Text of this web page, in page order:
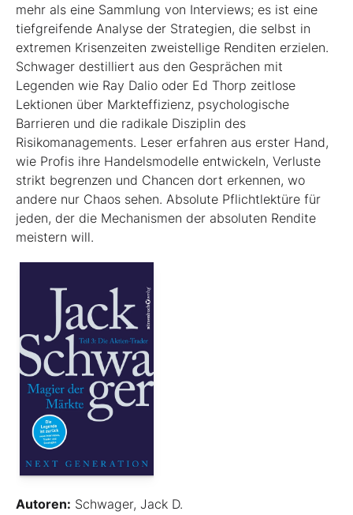
mehr als eine Sammlung von Interviews; es ist eine
tiefgreifende Analyse der Strategien, die selbst in
extremen Krisenzeiten zweistellige Renditen erzielen.
Schwager destilliert aus den Gesprächen mit
Legenden wie Ray Dalio oder Ed Thorp zeitlose
Lektionen über Markteffizienz, psychologische
Barrieren und die radikale Disziplin des
Risikomanagements. Leser erfahren aus erster Hand,
wie Profis ihre Handels­modelle entwickeln, Verluste
strikt begrenzen und Chancen dort erkennen, wo
andere nur Chaos sehen. Absolute Pflichtlektüre für
jeden, der die Mechanismen der absoluten Rendite
meistern will.
Autoren: Schwager, Jack D.